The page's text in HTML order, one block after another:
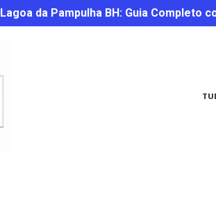
Lagoa da Pampulha BH: Guia